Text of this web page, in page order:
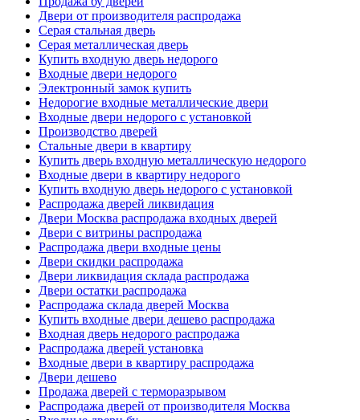
Двери от производителя распродажа
Серая стальная дверь
Серая металлическая дверь
Купить входную дверь недорого
Входные двери недорого
Электронный замок купить
Недорогие входные металлические двери
Входные двери недорого с установкой
Производство дверей
Стальные двери в квартиру
Купить дверь входную металлическую недорого
Входные двери в квартиру недорого
Купить входную дверь недорого с установкой
Распродажа дверей ликвидация
Двери Москва распродажа входных дверей
Двери с витрины распродажа
Распродажа двери входные цены
Двери скидки распродажа
Двери ликвидация склада распродажа
Двери остатки распродажа
Распродажа склада дверей Москва
Купить входные двери дешево распродажа
Входная дверь недорого распродажа
Распродажа дверей установка
Входные двери в квартиру распродажа
Двери дешево
Продажа дверей с терморазрывом
Распродажа дверей от производителя Москва